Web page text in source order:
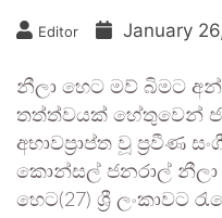
Editor January
නීලා හෙට මව් බිමට
තත්ත්වයක් හේතුවෙන්
අභාවප්‍රාප්ත වූ ප්‍රවීණ
කොන්සල් ජනරාල් නීලා
හෙට(27) ශ්‍රී ලංකාවට